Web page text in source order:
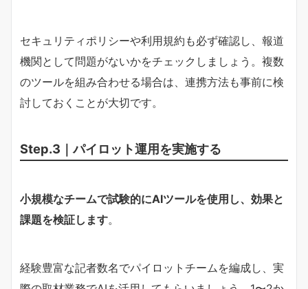
セキュリティポリシーや利用規約も必ず確認し、報道
機関として問題がないかをチェックしましょう。複数
のツールを組み合わせる場合は、連携方法も事前に検
討しておくことが大切です。
Step.3｜パイロット運用を実施する
小規模なチームで試験的にAIツールを使用し、効果と
課題を検証します。
経験豊富な記者数名でパイロットチームを編成し、実